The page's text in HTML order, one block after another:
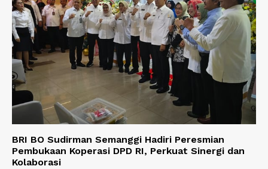
BRI BO Sudirman Semanggi Hadiri Peresmian
Pembukaan Koperasi DPD RI, Perkuat Sinergi dan
Kolaborasi